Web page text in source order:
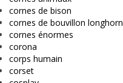
cornes de bison
cornes de bouvillon longhorn
cornes énormes
corona
corps humain
corset